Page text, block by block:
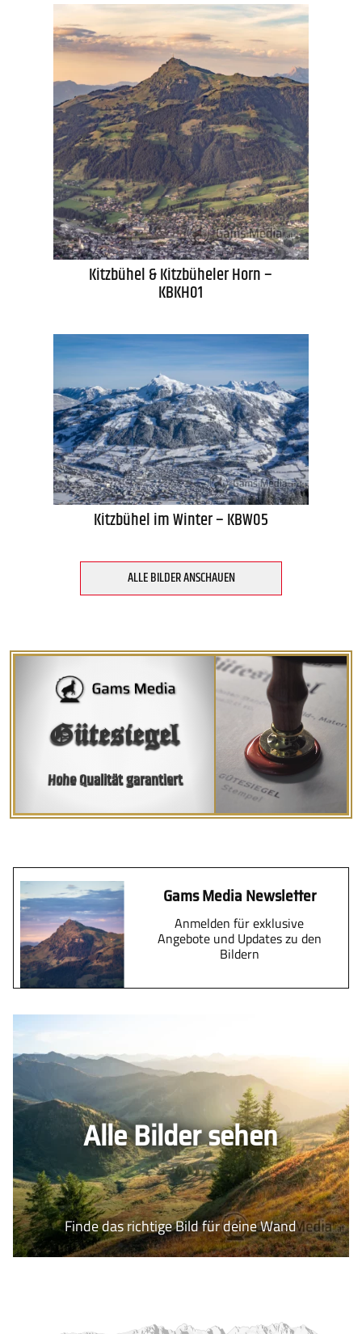
Kitzbühel & Kitzbüheler Horn –
KBKH01
Kitzbühel im Winter – KBW05
ALLE BILDER ANSCHAUEN
Gütesiegel
Hohe Qualität garantiert
Gams Media Newsletter
Anmelden für exklusive
Angebote und Updates zu den
Bildern
Alle Bilder sehen
Finde das richtige Bild für deine Wand